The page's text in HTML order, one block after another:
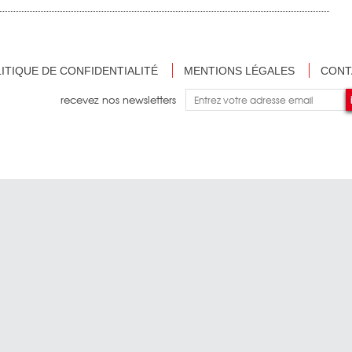
DE CONFIDENTIALITÉ MENTIONS LÉGALES
recevez nos newsletters